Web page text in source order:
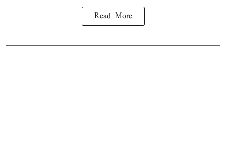
Read More